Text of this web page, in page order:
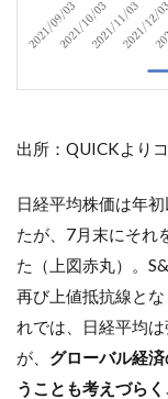
出所：QUICKより
日経平均株価は年
たが、7月末にそれ
た（上図赤丸）。
再び上値抵抗線と
れでは、日経平均
が、 グローバル経
うことも考えづら